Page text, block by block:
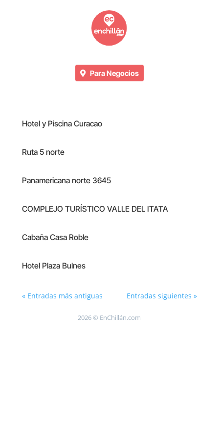
Para Negocios
Hotel y Piscina Curacao
Ruta 5 norte
Panamericana norte 3645
COMPLEJO TURÍSTICO VALLE DEL ITATA
Cabaña Casa Roble
Hotel Plaza Bulnes
« Entradas más antiguas Entradas siguientes »
2026 © EnChillán.com